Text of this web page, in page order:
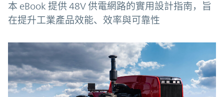
本 eBook 提供 48V 供電網路的實用設計指南，旨
在提升工業產品效能、效率與可靠性